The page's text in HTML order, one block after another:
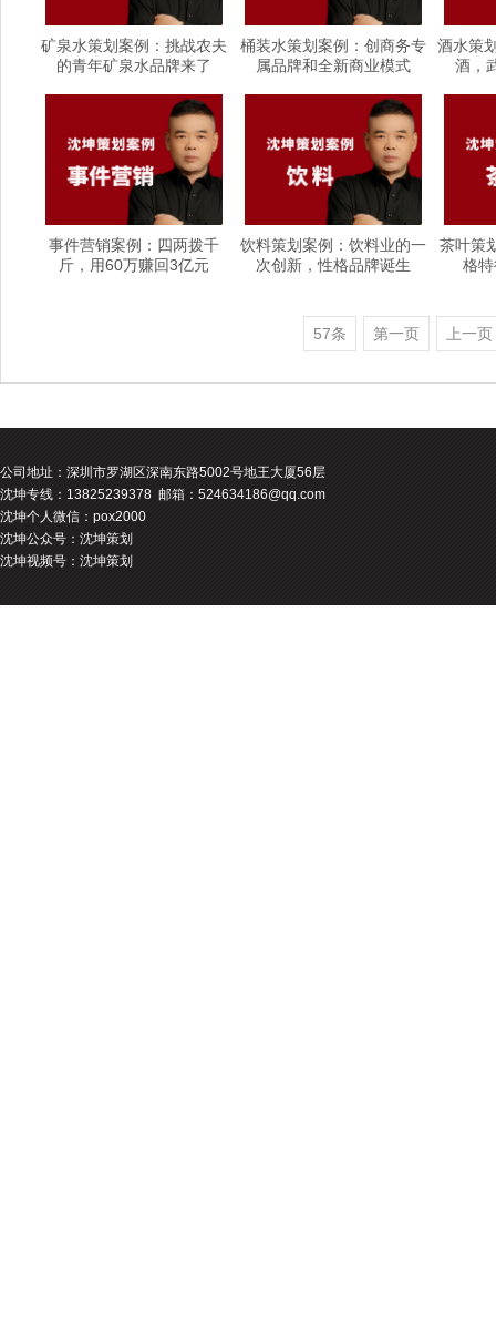
矿泉水策划案例：挑战农夫
的青年矿泉水品牌来了
桶装水策划案例：创商务专
属品牌和全新商业模式
酒水策
酒，
事件营销案例：四两拨千
斤，用60万赚回3亿元
饮料策划案例：饮料业的一
次创新，性格品牌诞生
茶叶策
格
57条 第一页 上一页
公司地址： 深圳市罗湖区深南东路5002号地王大厦56层
沈坤专线：13825239378 邮箱：524634186@qq.com
沈坤个人微信：pox2000
沈坤公众号：沈坤策划
沈坤视频号：沈坤策划